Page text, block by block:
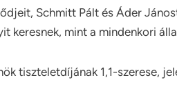
Schmitt Pált és Áder
keresnek, mint a mindenkori
tiszteletdíjának 1,1-szerese,